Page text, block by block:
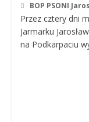
BOP PSONI
Przez cztery dni
Jarmarku
na Podkarpaciu